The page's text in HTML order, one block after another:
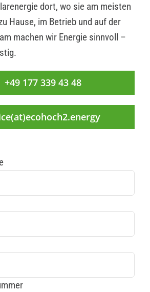
dort, wo sie am meisten
Hause, im Betrieb und auf der
machen wir Energie sinnvoll –
+49 177 339 43 48